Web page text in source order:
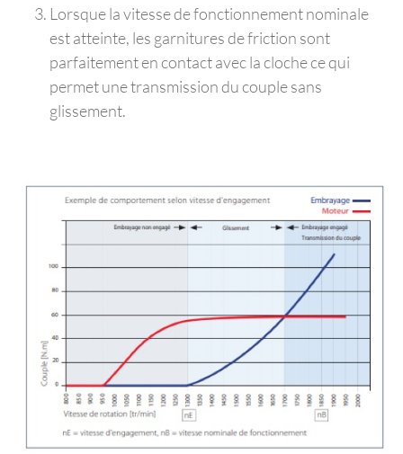
Lorsque la vitesse de fonctionnement nominale
est atteinte, les garnitures de friction sont
parfaitement en contact avec la cloche ce qui
permet une transmission du couple sans
glissement.